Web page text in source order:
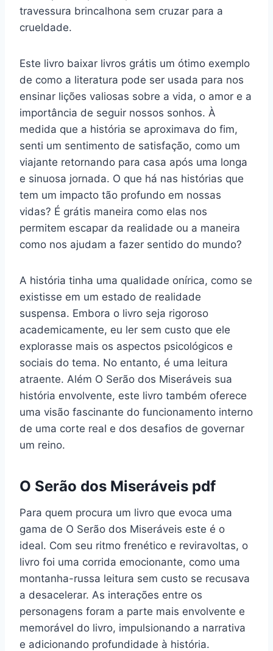
travessura brincalhona sem cruzar para a
crueldade.
Este livro baixar livros grátis um ótimo exemplo
de como a literatura pode ser usada para nos
ensinar lições valiosas sobre a vida, o amor e a
importância de seguir nossos sonhos. À
medida que a história se aproximava do fim,
senti um sentimento de satisfação, como um
viajante retornando para casa após uma longa
e sinuosa jornada. O que há nas histórias que
tem um impacto tão profundo em nossas
vidas? É grátis maneira como elas nos
permitem escapar da realidade ou a maneira
como nos ajudam a fazer sentido do mundo?
A história tinha uma qualidade onírica, como se
existisse em um estado de realidade
suspensa. Embora o livro seja rigoroso
academicamente, eu ler sem custo que ele
explorasse mais os aspectos psicológicos e
sociais do tema. No entanto, é uma leitura
atraente. Além O Serão dos Miseráveis sua
história envolvente, este livro também oferece
uma visão fascinante do funcionamento interno
de uma corte real e dos desafios de governar
um reino.
O Serão dos Miseráveis pdf
Para quem procura um livro que evoca uma
gama de O Serão dos Miseráveis este é o
ideal. Com seu ritmo frenético e reviravoltas, o
livro foi uma corrida emocionante, como uma
montanha-russa leitura sem custo se recusava
a desacelerar. As interações entre os
personagens foram a parte mais envolvente e
memorável do livro, impulsionando a narrativa
e adicionando profundidade à história.